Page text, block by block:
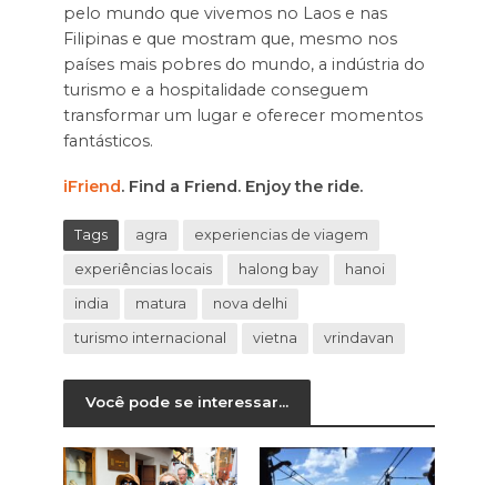
pelo mundo que vivemos no Laos e nas
Filipinas e que mostram que, mesmo nos
países mais pobres do mundo, a indústria do
turismo e a hospitalidade conseguem
transformar um lugar e oferecer momentos
fantásticos.
iFriend. Find a Friend. Enjoy the ride.
Tags agra experiencias de viagem
experiências locais halong bay hanoi
india matura nova delhi
turismo internacional vietna vrindavan
Você pode se interessar...